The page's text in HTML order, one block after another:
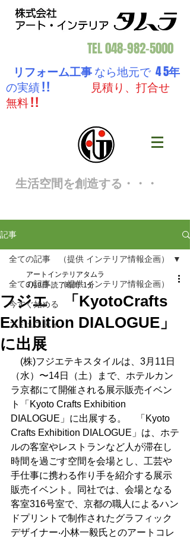
TEL048-982-5000
リフォーム工事なら地元で 4 5年
の実績 ! !
見積り、打合せ
無料 ! !
生活空間を創造する・・・
記事
全ての記事 （提供 インテリア情報企画）
今すぐ始める
コミュニティ
全ての記事 （提供 インテリア情報企画）
フジエ 「KyotoCrafts
Exhibition DIALOGUE」
に出展
アートインテリアタムラ
3月9日 読了時間: 1分
(株)フジエテキスタイルは、3月11日
（水）〜14日（土）まで、ホテルカン
ラ京都にて開催される展示販売イベン
ト「Kyoto Crafts Exhibition
DIALOGUE」に出展する。　「Kyoto
Crafts Exhibition DIALOGUE」は、ホテ
ルの客室やレストランなど人が滞在し
時間を過ごす空間を会場とし、工芸や
手仕事に携わる作り手を紹介する展示
販売イベント。同社では、会場となる
客室316号室で、京都の職人によるハン
ドプリントで制作されたグラフィック
デザイナー‧小林一毅氏とのアートコレ